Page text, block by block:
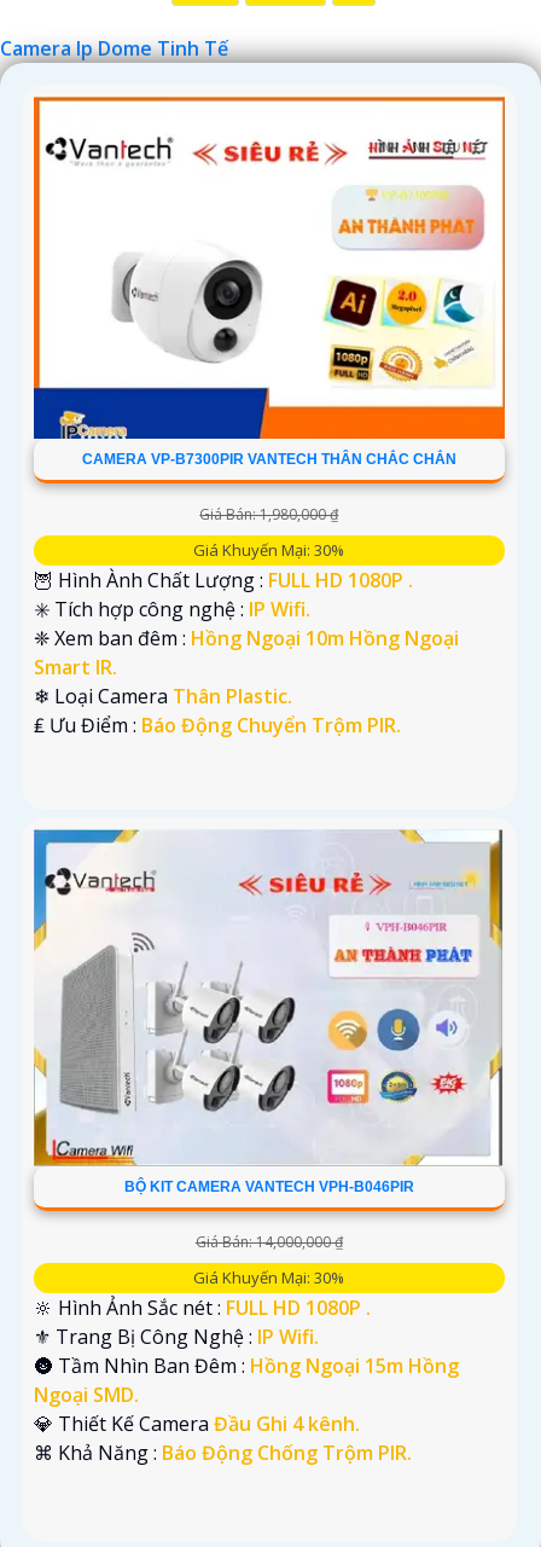
Camera Ip Dome Tinh Tế
CAMERA VP-B7300PIR VANTECH THÂN CHẮC CHẮN
Giá Bán: 1,980,000 ₫
Giá Khuyến Mại: 30%
🦉 Hình Ành Chất Lượng : FULL HD 1080P .
✳️ Tích hợp công nghệ : IP Wifi.
❈ Xem ban đêm : Hồng Ngoại 10m Hồng Ngoại
Smart IR.
❄ Loại Camera Thân Plastic.
️₤ Ưu Điểm : Báo Động Chuyển Trộm PIR.
BỘ KIT CAMERA VANTECH VPH-B046PIR
Giá Bán: 14,000,000 ₫
Giá Khuyến Mại: 30%
🔆 Hình Ảnh Sắc nét : FULL HD 1080P .
⚜️ Trang Bị Công Nghệ : IP Wifi.
🌚 Tầm Nhìn Ban Đêm : Hồng Ngoại 15m Hồng
Ngoại SMD.
💎 Thiết Kế Camera Đầu Ghi 4 kênh.
️⌘ Khả Năng : Báo Động Chống Trộm PIR.